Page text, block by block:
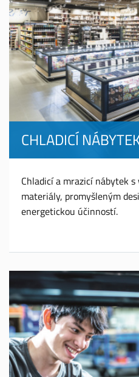
CHLADICÍ
Chladicí a mrazicí nábytek
materiály, promyšleným
energetickou účinností.